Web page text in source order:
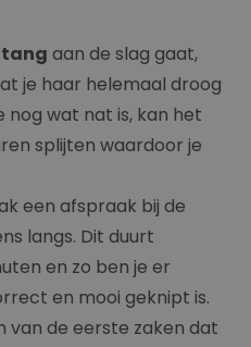
aan de slag gaat,
je haar helemaal droog
nog wat nat is, kan het
splijten waardoor je
een afspraak bij de
langs. Dit duurt
en zo ben je er
en mooi geknipt is.
van de eerste zaken dat